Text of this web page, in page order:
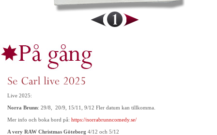
Live 2025:
Norra Brunn: 29/8, 20/9, 15/11, 9/12 Fler datum kan tillkomma.
Mer info och boka bord på: https://norrabrunncomedy.se/
A very RAW Christmas Göteborg 4/12 och 5/12